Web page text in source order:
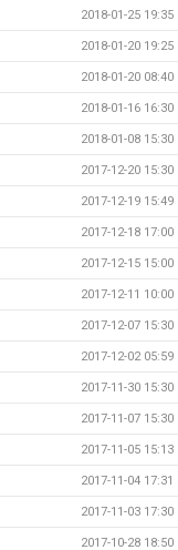
2018-01-25 19:35
2018-01-20 19:25
2018-01-20 08:40
2018-01-16 16:30
2018-01-08 15:30
2017-12-20 15:30
2017-12-19 15:49
2017-12-18 17:00
2017-12-15 15:00
2017-12-11 10:00
2017-12-07 15:30
2017-12-02 05:59
2017-11-30 15:30
2017-11-07 15:30
2017-11-05 15:13
2017-11-04 17:31
2017-11-03 17:30
2017-10-28 18:50